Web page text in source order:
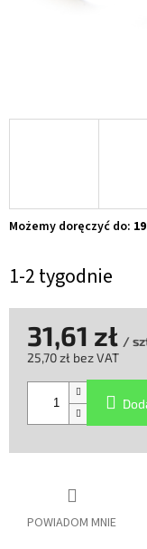
1-2 tygodnie
Możemy doręczyć do:
POWIADOM MNIE
31,61 zł /
25,70 zł bez VAT
jednostkowa: